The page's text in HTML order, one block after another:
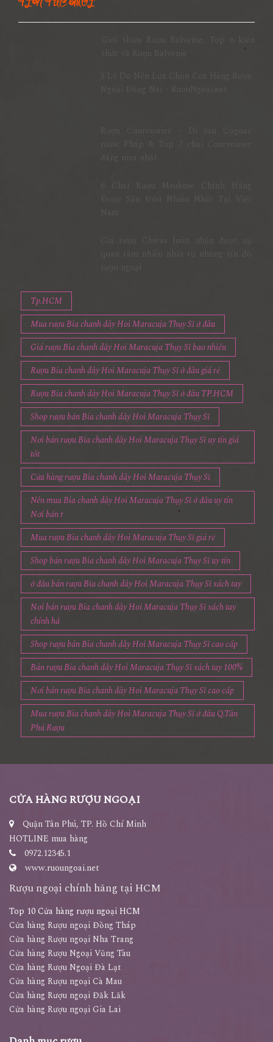
nước Pháp & Top 7 chai Courvoisier
Tp.HCM
Mua rượu Bia chanh dây Hoi Maracuja Thụy Sĩ ở đâu
Giá rượu Bia chanh dây Hoi Maracuja Thụy Sĩ bao nhiêu
Rượu Bia chanh dây Hoi Maracuja Thụy Sĩ ở đâu giá rẻ
Rượu Bia chanh dây Hoi Maracuja Thụy Sĩ ở đâu TP.HCM
Shop rượu bán Bia chanh dây Hoi Maracuja Thụy Sĩ
Nơi bán rượu Bia chanh dây Hoi Maracuja Thụy Sĩ uy tín giá
tốt
Cửa hàng rượu Bia chanh dây Hoi Maracuja Thụy Sĩ
Nên mua Bia chanh dây Hoi Maracuja Thụy Sĩ ở đâu uy tín
Nơi bán r
Mua rượu Bia chanh dây Hoi Maracuja Thụy Sĩ giá rẻ
Shop bán rượu Bia chanh dây Hoi Maracuja Thụy Sĩ uy tín
ở đâu bán rượu Bia chanh dây Hoi Maracuja Thụy Sĩ xách tay
Nơi bán rượu Bia chanh dây Hoi Maracuja Thụy Sĩ xách tay
chính hã
Shop rượu bán Bia chanh dây Hoi Maracuja Thụy Sĩ cao cấp
Bán rượu Bia chanh dây Hoi Maracuja Thụy Sĩ xách tay 100%
Nơi bán rượu Bia chanh dây Hoi Maracuja Thụy Sĩ cao cấp
Mua rượu Bia chanh dây Hoi Maracuja Thụy Sĩ ở đâu Q.Tân
Phú Rượu
Quận Tân Phú, TP. Hồ Chí Minh
HOTLINE mua hàng
0972.12345.1
www.ruoungoai.net
Top 10 Cửa hàng rượu ngoại HCM
Cửa hàng Rượu ngoại Đồng Tháp
Cửa hàng Rượu ngoại Nha Trang
Cửa hàng Rượu Ngoại Vũng Tàu
Cửa hàng Rượu Ngoại Đà Lạt
Cửa hàng Rượu ngoại Cà Mau
Cửa hàng Rượu ngoại Đăk Lăk